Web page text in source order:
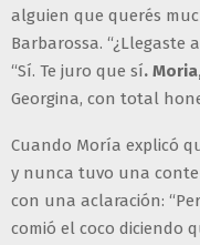
alguien que querés
Barbarossa. “¿Llegaste
“Sí. Te juro que sí.
Georgina, con total
Cuando Moría explicó
y nunca tuvo una
con una aclaración:
comió el coco diciendo